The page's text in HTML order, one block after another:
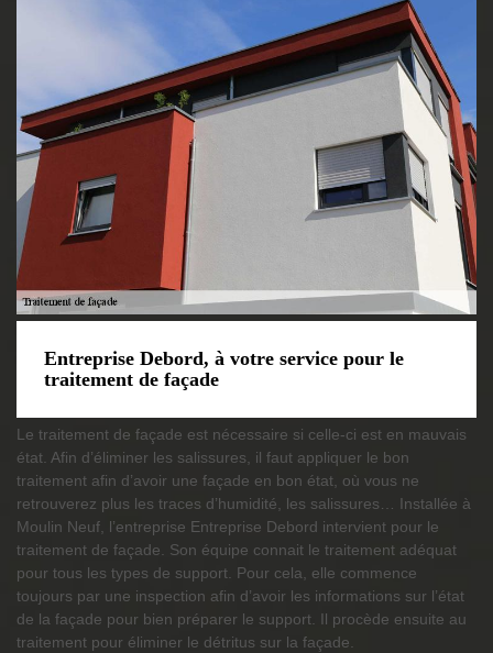
Entreprise Debord, à votre service pour le
traitement de façade
Le traitement de façade est nécessaire si celle-ci est en mauvais
état. Afin d’éliminer les salissures, il faut appliquer le bon
traitement afin d’avoir une façade en bon état, où vous ne
retrouverez plus les traces d’humidité, les salissures… Installée à
Moulin Neuf, l’entreprise Entreprise Debord intervient pour le
traitement de façade. Son équipe connait le traitement adéquat
pour tous les types de support. Pour cela, elle commence
toujours par une inspection afin d’avoir les informations sur l’état
de la façade pour bien préparer le support. Il procède ensuite au
traitement pour éliminer le détritus sur la façade.